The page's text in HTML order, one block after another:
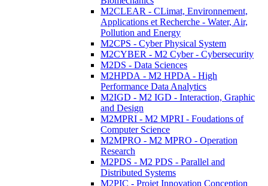
M2CLEAR - CLimat, Environnement,
Applications et Recherche - Water, Air,
Pollution and Energy
M2CPS - Cyber Physical System
M2CYBER - M2 Cyber - Cybersecurity
M2DS - Data Sciences
M2HPDA - M2 HPDA - High
Performance Data Analytics
M2IGD - M2 IGD - Interaction, Graphic
and Design
M2MPRI - M2 MPRI - Foudations of
Computer Science
M2MPRO - M2 MPRO - Operation
Research
M2PDS - M2 PDS - Parallel and
Distributed Systems
M2PIC - Projet Innovation Conception